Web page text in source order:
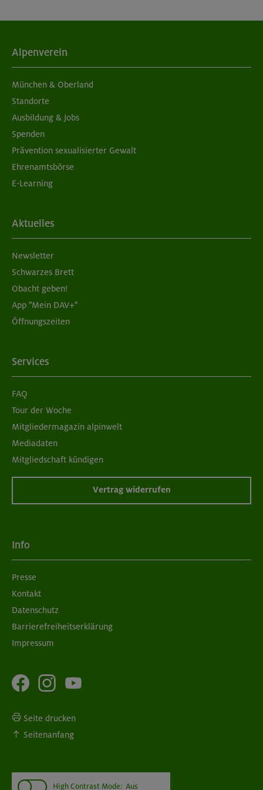
Alpenverein
München & Oberland
Standorte
Ausbildung & Jobs
Spenden
Prävention sexualisierter Gewalt
Ehrenamtsbörse
E-Learning
Aktuelles
Newsletter
Schwarzes Brett
Obacht geben!
App "Mein DAV+"
Öffnungszeiten
Services
FAQ
Tour der Woche
Mitgliedermagazin alpinwelt
Mediadaten
Mitgliedschaft kündigen
Vertrag widerrufen
Info
Presse
Kontakt
Datenschutz
Barrierefreiheitserklärung
Impressum
Seite drucken
Seitenanfang
High Contrast Mode: Aus